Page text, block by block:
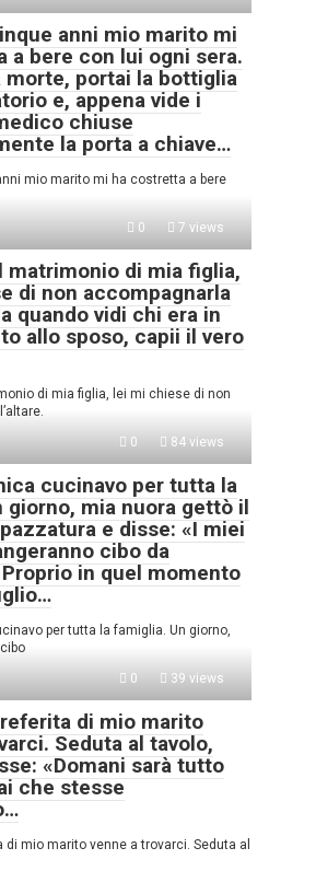
anni mio marito mi
a bere con lui ogni sera.
morte, portai la bottiglia
e, appena vide i
chiuse
la porta a chiave…
mio marito mi ha costretta a bere
0 7 views
matrimonio di mia figlia,
di non accompagnarla
quando vidi chi era in
allo sposo, capii il vero
di mia figlia, lei mi chiese di non
0 84 views
cucinavo per tutta la
giorno, mia nuora gettò il
e disse: «I miei
cibo da
in quel momento
per tutta la famiglia. Un giorno,
0 39 views
di mio marito
Seduta al tavolo,
«Domani sarà tutto
che stesse
di mio marito venne a trovarci. Seduta al